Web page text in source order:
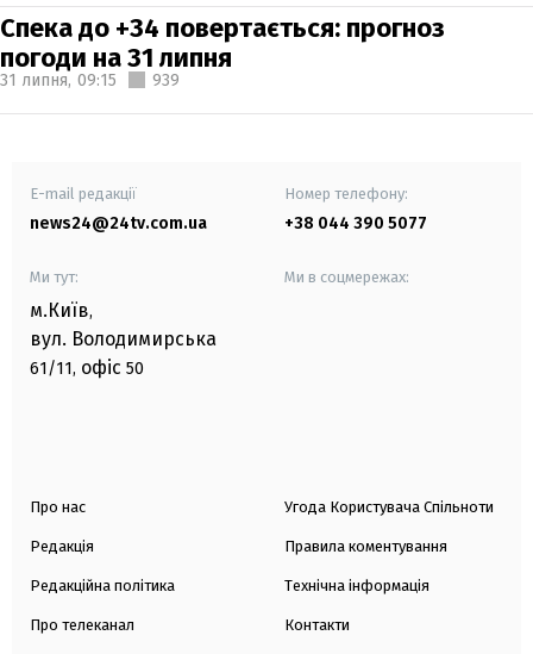
Спека до +34 повертається: прогноз
погоди на 31 липня
31 липня, 09:15 939
E-mail редакції
news24@24tv.com.ua
Номер телефону:
+38 044 390 5077
Ми тут:
м.Київ,
вул. Володимирська
61/11, офіс 50
Ми в соцмережах:
Про нас
Редакція
Редакційна політика
Про телеканал
Угода Користувача Спільноти
Правила коментування
Технічна інформація
Контакти